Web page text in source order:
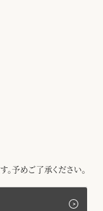
予めご了承ください。